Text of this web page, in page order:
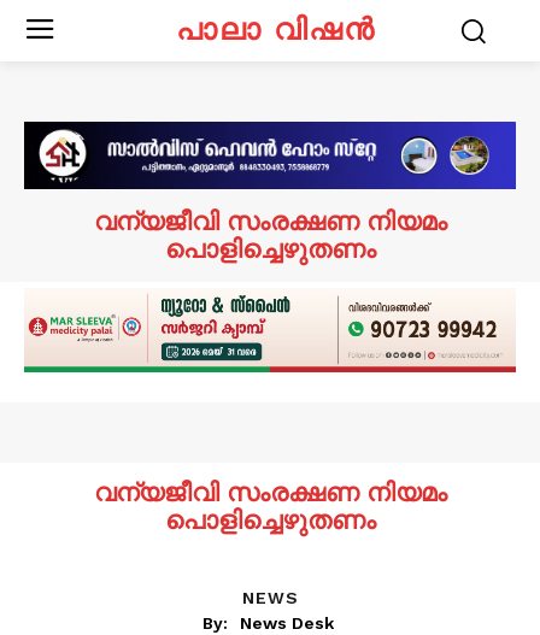
പാലാ വിഷൻ
വന്യജീവി സംരക്ഷണ നിയമം
പൊളിച്ചെഴുതണം
വന്യജീവി സംരക്ഷണ നിയമം
പൊളിച്ചെഴുതണം
NEWS
By:
News Desk